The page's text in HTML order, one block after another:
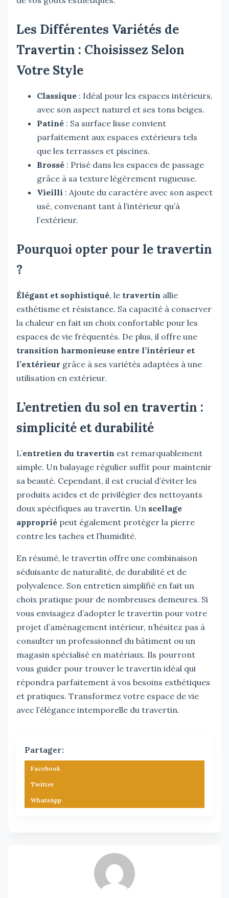
Les Différentes Variétés de
Travertin : Choisissez Selon
Votre Style
Classique : Idéal pour les espaces intérieurs,
avec son aspect naturel et ses tons beiges.
Patiné : Sa surface lisse convient
parfaitement aux espaces extérieurs tels
que les terrasses et piscines.
Brossé : Prisé dans les espaces de passage
grâce à sa texture légèrement rugueuse.
Vieilli : Ajoute du caractère avec son aspect
usé, convenant tant à l’intérieur qu’à
l’extérieur.
Pourquoi opter pour le travertin
?
Élégant et sophistiqué, le travertin allie
esthétisme et résistance. Sa capacité à conserver
la chaleur en fait un choix confortable pour les
espaces de vie fréquentés. De plus, il offre une
transition harmonieuse entre l’intérieur et
l’extérieur grâce à ses variétés adaptées à une
utilisation en extérieur.
L’entretien du sol en travertin :
simplicité et durabilité
L’entretien du travertin est remarquablement
simple. Un balayage régulier suffit pour maintenir
sa beauté. Cependant, il est crucial d’éviter les
produits acides et de privilégier des nettoyants
doux spécifiques au travertin. Un scellage
approprié peut également protéger la pierre
contre les taches et l’humidité.
En résumé, le travertin offre une combinaison
séduisante de naturalité, de durabilité et de
polyvalence. Son entretien simplifié en fait un
choix pratique pour de nombreuses demeures. Si
vous envisagez d’adopter le travertin pour votre
projet d’aménagement intérieur, n’hésitez pas à
consulter un professionnel du bâtiment ou un
magasin spécialisé en matériaux. Ils pourront
vous guider pour trouver le travertin idéal qui
répondra parfaitement à vos besoins esthétiques
et pratiques. Transformez votre espace de vie
avec l’élégance intemporelle du travertin.
Partager:
Facebook
Twitter
WhatsApp